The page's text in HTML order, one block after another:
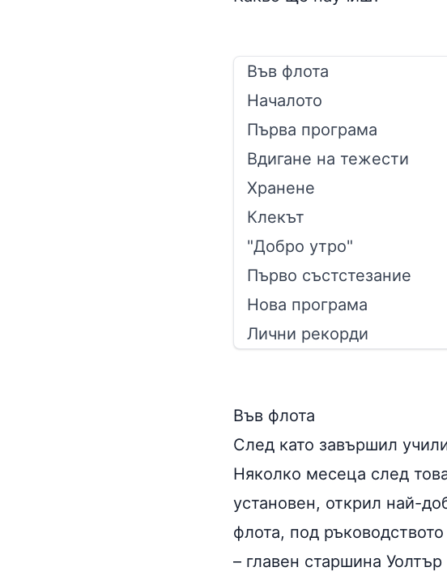
Във флота
Началото
Първа програма
Вдигане на тежести
Хранене
Клекът
"Добро утро"
Първо състстезание
Нова програма
Лични рекорди
Във флота
След като завършил
Няколко месеца след
установен, открил най-
флота, под
– главен старшина